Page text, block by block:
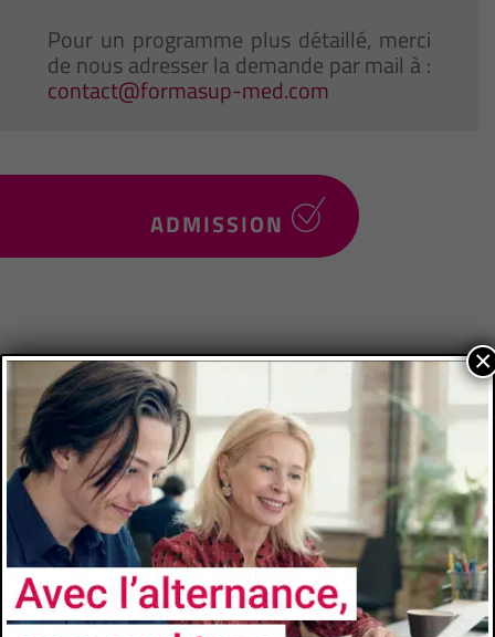
Pour un programme plus détaillé, merci
de nous adresser la demande par mail à :
contact@formasup-med.com
ADMISSION
Niveau d’accès
3e année
Prérequis
Le parcours histoire du droit et conservation
du patrimoine est ouvert aux titulaires : d’un
master 1 de droit privé d’un master 1 de droit
d’un master 1 d'histoire, de lettres ou de
sciences humaines ou d’un diplôme jugé
équivalent possibilités de VAE (validation des
acquis de l’expérience) et de VAP (validation
des acquis professionnels)
×